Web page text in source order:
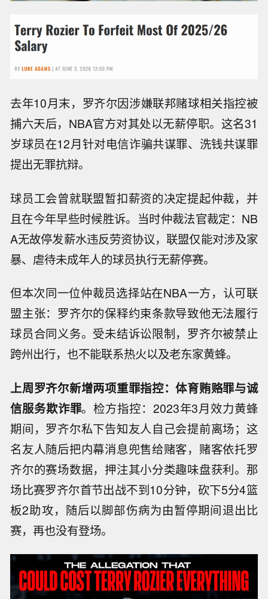
去年10月末，罗齐尔因涉嫌联邦赌球相关指控被
捕六天后，NBA官方对其处以无薪停职。这名31
岁球员在12月针对电信诈骗共谋罪、洗钱共谋罪
提出无罪抗辩。
球员工会曾就联盟暂扣薪资的决定提起仲裁，并
且在今年早些时候胜诉。当时仲裁法官裁定：NB
A无故停发薪水违反劳资协议，联盟仅能对涉及家
暴、虐待未成年人的球员执行无薪停赛。
但本次同一位仲裁员选择站在NBA一方，认可联
盟主张：罗齐尔的保释约束条款导致他无法履行
球员合同义务。受未结诉讼限制，罗齐尔被禁止
跨州出行，也不能联系热火以及老东家黄蜂。
上周罗齐尔新增两项重罪指控：体育贿赂罪与诚
信服务欺诈罪。检方指控：2023年3月效力黄蜂
期间，罗齐尔私下告知友人自己会提前离场；这
名友人随后把内幕消息兜售给赌客，赌客依托罗
齐尔的赛场数据，押注其小分类趣味盘获利。那
场比赛罗齐尔首节出战不到10分钟，砍下5分4篮
板2助攻，随后以脚部伤病为由暂停期间退出比
赛，再也没有登场。